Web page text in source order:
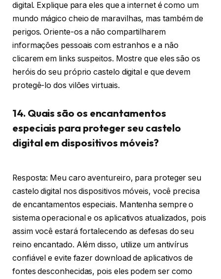
digital. Explique para eles que a internet é como um
mundo mágico cheio de maravilhas, mas também de
perigos. Oriente-os a não compartilharem
informações pessoais com estranhos e a não
clicarem em links suspeitos. Mostre que eles são os
heróis do seu próprio castelo digital e que devem
protegê-lo dos vilões virtuais.
14. Quais são os encantamentos
especiais para proteger seu castelo
digital em dispositivos móveis?
Resposta: Meu caro aventureiro, para proteger seu
castelo digital nos dispositivos móveis, você precisa
de encantamentos especiais. Mantenha sempre o
sistema operacional e os aplicativos atualizados, pois
assim você estará fortalecendo as defesas do seu
reino encantado. Além disso, utilize um antivírus
confiável e evite fazer download de aplicativos de
fontes desconhecidas, pois eles podem ser como